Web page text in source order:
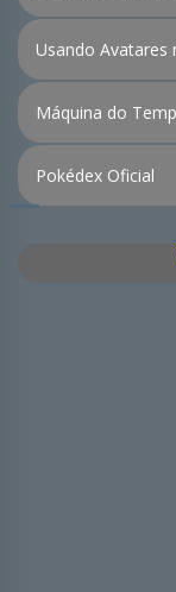
Usando Avatares
Máquina do
Pokédex Oficial